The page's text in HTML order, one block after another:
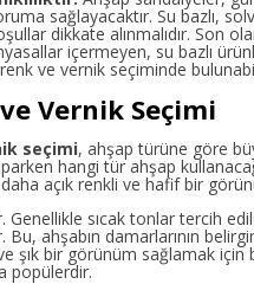
sağlayacaktır. Su bazlı,
dikkate alınmalıdır. Son
içermeyen, su bazlı
ve vernik seçiminde
Vernik Seçimi
seçimi, ahşap türüne göre
hangi tür ahşap
açık renkli ve hafif bir
Genellikle sıcak tonlar tercih
Bu, ahşabın damarlarının
şık bir görünüm sağlamak
popülerdir.